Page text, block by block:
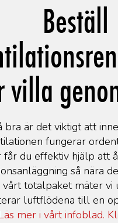
Beställ
villa
bra är det viktigt att
fungerar
du effektiv hjälp att
så nära
vårt totalpaket mäter vi
luftflödena till en
mer i vårt infoblad.